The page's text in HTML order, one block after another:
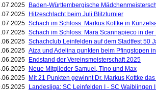
Baden-Württembergische
Hitzeschlacht beim Juli Blitzturnier
Schach im Schloss: Markus Kottke in
Schach im Schloss: Mara Scannapieco in der
Schachclub Leinfelden auf dem Stadtfest 50
Aiza und Adelina punkten beim Pfingstopen
Endstand der Vereinsmeisterschaft 2025
Neue Mitglieder Samuel, Tino und Max
Mit 21 Punkten gewinnt Dr. Markus Kottke
Landesliga: SC Leinfelden I - SC Waiblingen